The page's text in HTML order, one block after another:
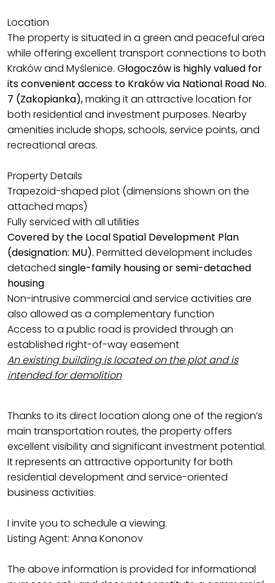
Location
The property is situated in a green and peaceful area
while offering excellent transport connections to both
Kraków and Myślenice. Głogoczów is highly valued for
its convenient access to Kraków via National Road No.
7 (Zakopianka),making it an attractive location for
both residential and investment purposes. Nearby
amenities include shops, schools, service points, and
recreational areas.
Property Details
Trapezoid-shaped plot (dimensions shown on the
attached maps)
Fully serviced with all utilities
Covered by the Local Spatial Development Plan
(designation: MU). Permitted development includes
detached single-family housing or semi-detached
housing
Non-intrusive commercial and service activities are
also allowed as a complementary function
Access to a public road is provided through an
established right-of-way easement
An existing building is located on the plot and is
intended for demolition
Thanks to its direct location along one of the region’s
main transportation routes, the property offers
excellent visibility and significant investment potential.
It represents an attractive opportunity for both
residential development and service-oriented
business activities.
I invite you to schedule a viewing.
Listing Agent: Anna Kononov
The above information is provided for informational